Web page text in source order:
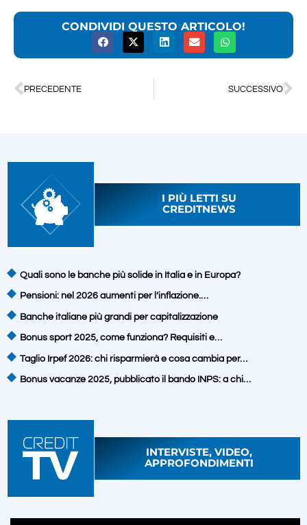
CONDIVIDI QUESTO ARTICOLO!
PRECEDENTE SUCCESSIVO
I PIÙ LETTI SU
CREDITNEWS
Quali sono le banche più solide in Italia e in Europa?
Pensioni: nel 2026 aumenti per l’inflazione.…
Banche italiane più grandi per capitalizzazione
Bonus sport 2025, come funziona? Requisiti e…
Taglio Irpef 2026: chi risparmierà e cosa cambia per…
Bonus vacanze 2025, pubblicato il bando INPS: a chi…
INTERVISTE, VIDEO,
APPROFONDIMENTI